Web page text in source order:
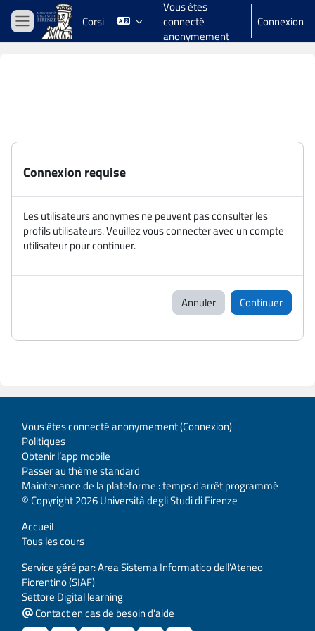
Passer au contenu principal
Panneau latéral
Corsi
Vous êtes
connecté
anonymement
Connexion
Connexion requise
Les utilisateurs anonymes ne peuvent pas consulter les
profils utilisateurs. Veuillez vous connecter avec un compte
utilisateur pour continuer.
Annuler Continuer
Vous êtes connecté anonymement (Connexion)
Politiques
Obtenir l’app mobile
Passer au thème standard
Maintenance de la plateforme : temps d'arrêt programmé
© Copyright 2026 Università degli Studi di Firenze
Accueil
Tous les cours
Service géré par: Area Sistema Informatico dell’Ateneo
Fiorentino (SIAF)
Settore Digital learning
Contact en cas de besoin d'aide